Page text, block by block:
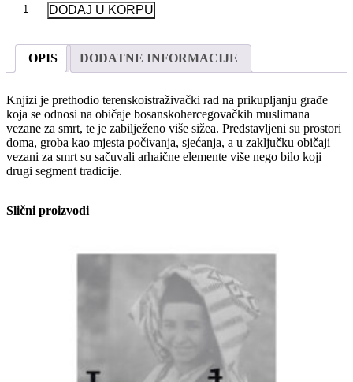
Obećani
bosanskohercegovačkih
muslimana
za
smrt
količina
DODAJ U KORPU
OPIS DODATNE INFORMACIJE
Knjizi je prethodio terenskoistraživački rad na prikupljanju građe
koja se odnosi na običaje bosanskohercegovačkih muslimana
vezane za smrt, te je zabilježeno više sižea. Predstavljeni su prostori
doma, groba kao mjesta počivanja, sjećanja, a u zaključku običaji
vezani za smrt su sačuvali arhaične elemente više nego bilo koji
drugi segment tradicije.
Slični proizvodi